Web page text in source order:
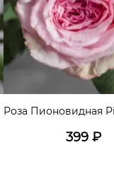
Роза Пионовидная
399 ₽